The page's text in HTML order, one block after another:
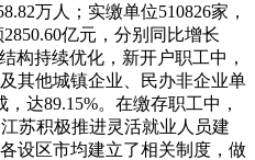
万人；实缴单位510826家，
亿元，分别同比增长
构持续优化，新开户职工中，
其他城镇企业、民办非企业单
达89.15%。在缴存职工中，
苏积极推进灵活就业人员建
设区市均建立了相关制度，做